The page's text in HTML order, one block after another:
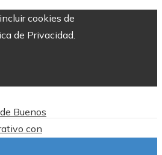
cookies de
de Privacidad.
Buenos
con